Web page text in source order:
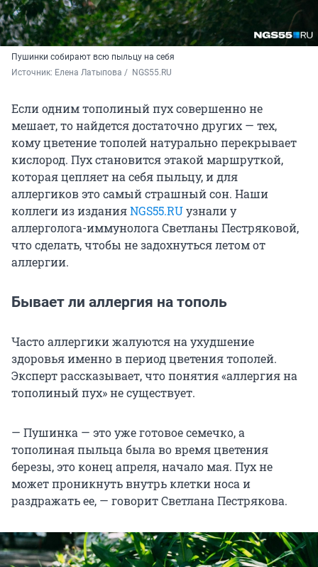
Пушинки собирают всю пыльцу на себя
Источник: Елена Латыпова / NGS55.RU
Если одним тополиный пух совершенно не
мешает, то найдется достаточно других — тех,
кому цветение тополей натурально перекрывает
кислород. Пух становится этакой маршруткой,
которая цепляет на себя пыльцу, и для
аллергиков это самый страшный сон. Наши
коллеги из изданияNGS55.RUузнали у
аллерголога-иммунолога Светланы Пестряковой,
что сделать, чтобы не задохнуться летом от
аллергии.
Бывает ли аллергия на тополь
Часто аллергики жалуются на ухудшение
здоровья именно в период цветения тополей.
Эксперт рассказывает, что понятия «аллергия на
тополиный пух» не существует.
— Пушинка — это уже готовое семечко, а
тополиная пыльца была во время цветения
березы, это конец апреля, начало мая. Пух не
может проникнуть внутрь клетки носа и
раздражать ее, — говорит Светлана Пестрякова.